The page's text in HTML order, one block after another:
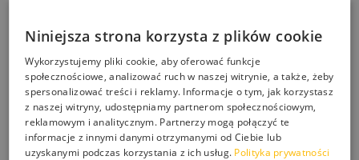
– Żywica akrylowa i fluor w fazie wodnej.
Zastosowanie:
Preparat ProtectGuard®
przeznaczony jest do
pionowych i poziomych porowatych lub bardzo porowatych
materiałów takich jak:
– Kamień naturalny
Niniejsza strona korzysta z plików cookie
Wykorzystujemy pliki cookie, aby oferować funkcje
społecznościowe, analizować ruch w naszej witrynie, a także, żeby
spersonalizować treści i reklamy. Informacje o tym, jak korzystasz
z naszej witryny, udostępniamy partnerom społecznościowym,
reklamowym i analitycznym. Partnerzy mogą połączyć te
informacje z innymi danymi otrzymanymi od Ciebie lub
uzyskanymi podczas korzystania z ich usług. Polityka prywatności